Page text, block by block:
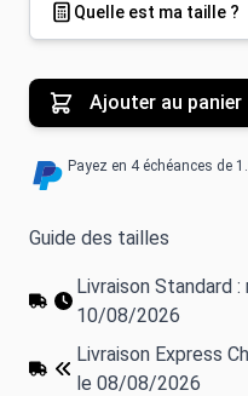
Quelle est ma taille ?
Ajouter au panier
Payez en 4 échéances de
Guide des tailles
Livraison Standard
10/08/2026
Livraison Express
le 08/08/2026